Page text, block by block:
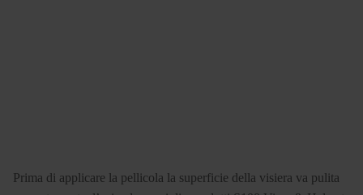
Prima di applicare la pellicola la superficie della visiera va pulita